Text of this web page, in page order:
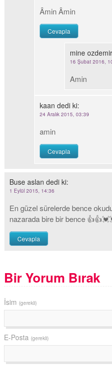
Âmin Âmin
Cevapla
mine ozdemir
16 Şubat 2016,
Amin
kaan dedi ki:
24 Aralık 2015, 03:39
amin
Cevapla
Buse aslan dedi ki:
1 Eylül 2015, 14:36
En güzel sürelerde bence
nazarada bire bir bence
Cevapla
Bir Yorum Bırak
İsim (gerekli)
E-Posta (gerekli)